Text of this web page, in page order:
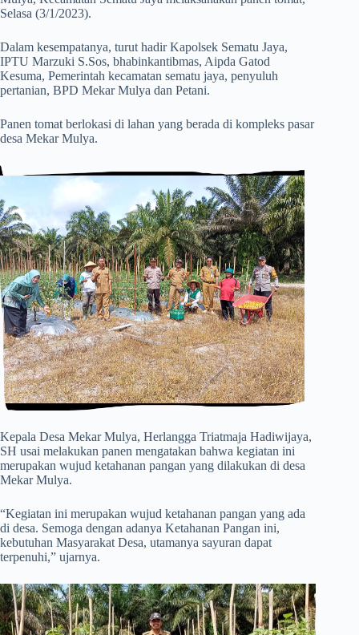
Selasa (3/1/2023).
Dalam kesempatanya, turut hadir Kapolsek Sematu Jaya,
IPTU Marzuki S.Sos, bhabinkantibmas, Aipda Gatod
Kesuma, Pemerintah kecamatan sematu jaya, penyuluh
pertanian, BPD Mekar Mulya dan Petani.
Panen tomat berlokasi di lahan yang berada di kompleks pasar
desa Mekar Mulya.
Kepala Desa Mekar Mulya, Herlangga Triatmaja Hadiwijaya,
SH usai melakukan panen mengatakan bahwa kegiatan ini
merupakan wujud ketahanan pangan yang dilakukan di desa
Mekar Mulya.
“Kegiatan ini merupakan wujud ketahanan pangan yang ada
di desa. Semoga dengan adanya Ketahanan Pangan ini,
kebutuhan Masyarakat Desa, utamanya sayuran dapat
terpenuhi,” ujarnya.